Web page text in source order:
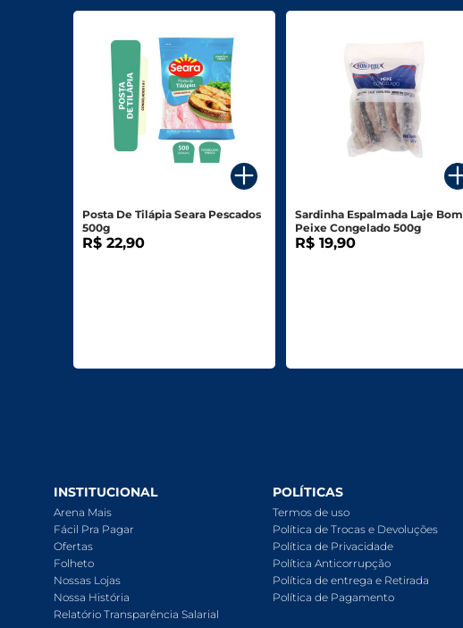
Posta De Tilápia Seara Pescados
500g
R$ 22,90
Sardinha Espalmada Laje Bom
Peixe Congelado 500g
R$ 19,90
INSTITUCIONAL
Arena Mais
Fácil Pra Pagar
Ofertas
Folheto
Nossas Lojas
Nossa História
Relatório Transparência Salarial
POLÍTICAS
Termos de uso
Política de Trocas e Devoluções
Política de Privacidade
Política Anticorrupção
Política de entrega e Retirada
Política de Pagamento